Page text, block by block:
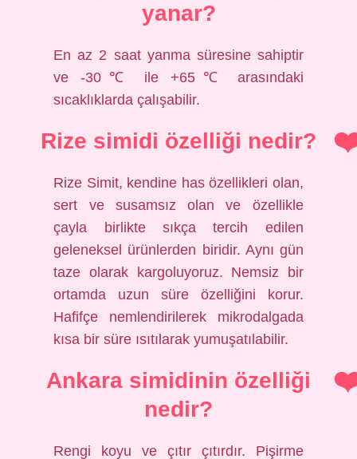
yanar?
En az 2 saat yanma süresine sahiptir
ve -30℃ ile +65℃ arasındaki
sıcaklıklarda çalışabilir.
Rize simidi özelliği nedir?
Rize Simit, kendine has özellikleri olan,
sert ve susamsız olan ve özellikle
çayla birlikte sıkça tercih edilen
geleneksel ürünlerden biridir. Aynı gün
taze olarak kargoluyoruz. Nemsiz bir
ortamda uzun süre özelliğini korur.
Hafifçe nemlendirilerek mikrodalgada
kısa bir süre ısıtılarak yumuşatılabilir.
Ankara simidinin özelliği
nedir?
Rengi koyu ve çıtır çıtırdır. Pişirme